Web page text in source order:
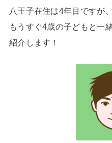
八王子在住は4年目ですが
もうすぐ4歳の子どもと一
紹介します！